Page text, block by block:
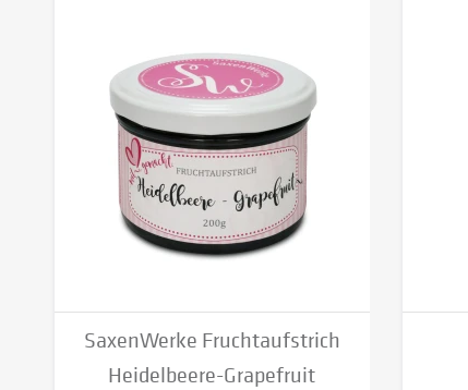
SaxenWerke Fruchtaufstrich
Heidelbeere-Grapefruit